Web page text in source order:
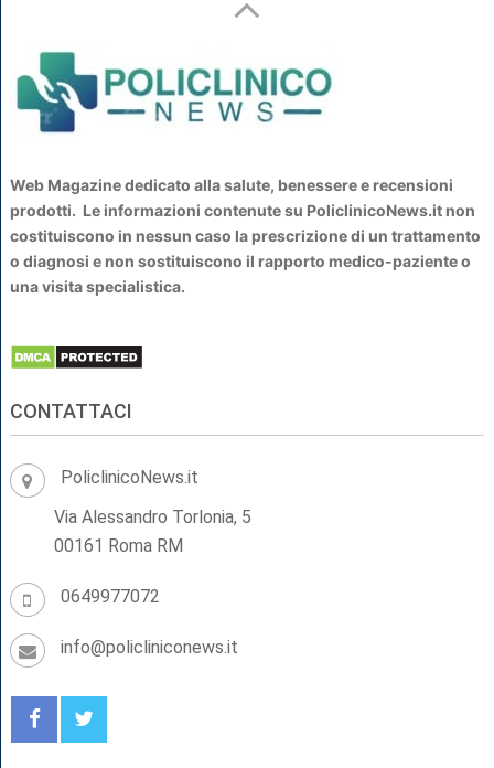
Web Magazine dedicato alla salute, benessere e recensioni
prodotti. Le informazioni contenute su PoliclinicoNews.it non
costituiscono in nessun caso la prescrizione di un trattamento
o diagnosi e non sostituiscono il rapporto medico-paziente o
una visita specialistica.
CONTATTACI
PoliclinicoNews.it
Via Alessandro Torlonia, 5
00161 Roma RM
0649977072
info@policliniconews.it